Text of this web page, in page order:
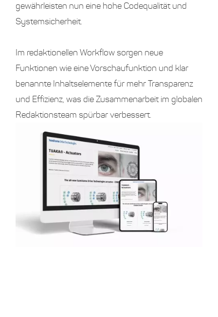
gewährleisten nun eine hohe Codequalität und
Systemsicherheit.
Im redaktionellen Workflow sorgen neue
Funktionen wie eine Vorschaufunktion und klar
benannte Inhaltselemente für mehr Transparenz
und Effizienz, was die Zusammenarbeit im globalen
Redaktionsteam spürbar verbessert.